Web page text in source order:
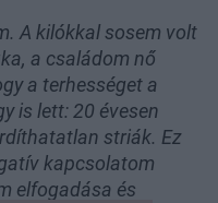
A kilókkal sosem volt
a családom nő
a terhességet a
is lett: 20 évesen
striák. Ez
kapcsolatom
elfogadása és